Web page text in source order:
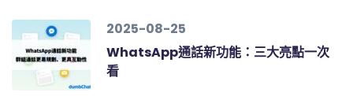
2025-08-25
WhatsApp通話新功能：三大亮點一次
看